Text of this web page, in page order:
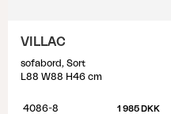
VILLAC
sofabord, Sort
L88 W88 H46 cm
4086-8 1 985 DKK